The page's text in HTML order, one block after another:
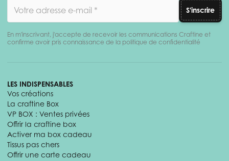
S'inscrire
En m'inscrivant, j'accepte de recevoir les communications Craftine et
confirme avoir pris connaissance de la politique de confidentialité
LES INDISPENSABLES
Vos créations
La craftine Box
VP BOX : Ventes privées
Offrir la craftine box
Activer ma box cadeau
Tissus pas chers
Offrir une carte cadeau